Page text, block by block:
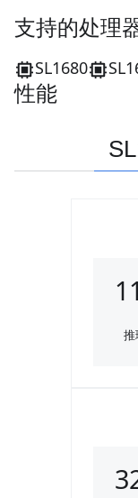
支持的处理
SL1680
性能
推